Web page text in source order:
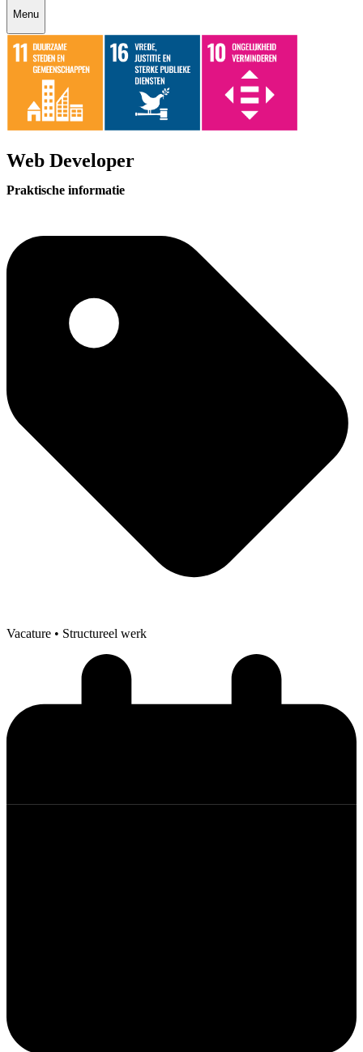
Menu
Web Developer
Praktische informatie
Vacature • Structureel werk